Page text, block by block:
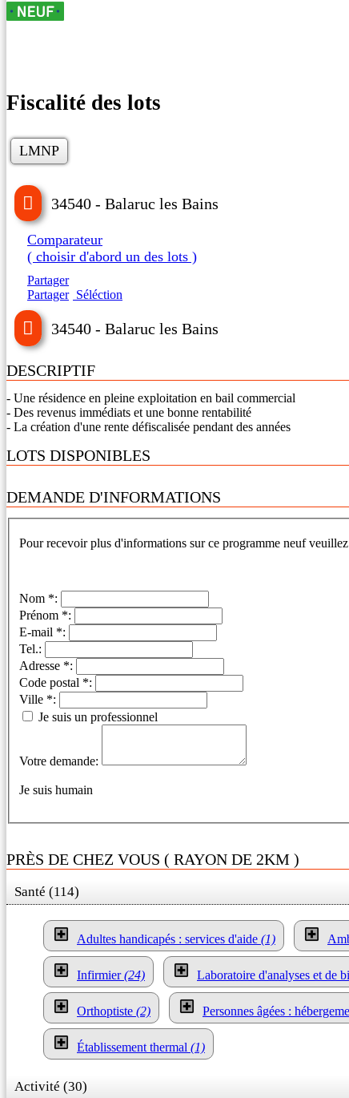
Fiscalité des lots
LMNP
34540 - Balaruc les Bains
Comparateur
( choisir d'abord un des lots )
Partager
Partager Séléction
34540 - Balaruc les Bains
DESCRIPTIF
- Une résidence en pleine exploitation en bail commercial
- Des revenus immédiats et une bonne rentabilité
- La création d'une rente défiscalisée pendant des années
LOTS DISPONIBLES
DEMANDE D'INFORMATIONS
Pour recevoir plus d'informations sur ce programme neuf
Nom *:
Prénom *:
E-mail *:
Tel.:
Adresse *:
Code postal *:
Ville *:
Je suis un professionnel
Votre demande:
Je suis humain
PRÈS DE CHEZ VOUS ( RAYON DE 2KM )
Santé (114)
Adultes handicapés : services d'aide (1)
Infirmier(24) Laboratoire d'analyses et de
Orthoptiste (2) Personnes âgées :
Établissement thermal (1)
Activité (30)